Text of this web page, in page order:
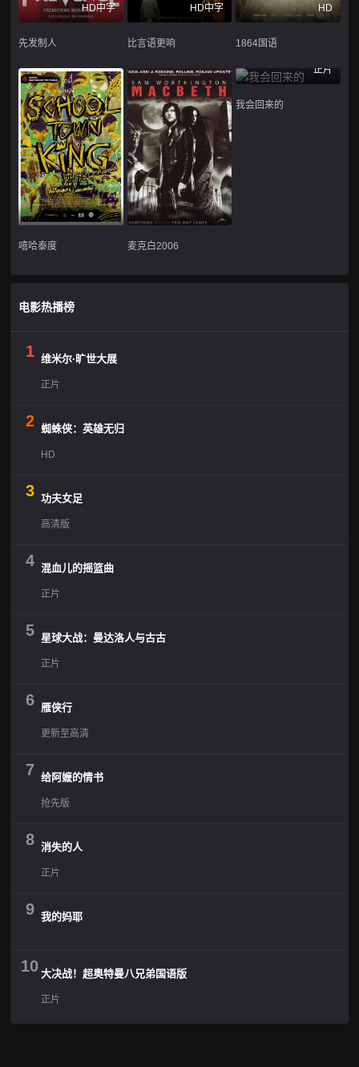
HD中字
先发制人
HD中字
比言语更响
HD
1864国语
嘻哈泰度 麦克白2006
正片
我会回来的
电影热播榜
1 维米尔·旷世大展
正片
2 蜘蛛侠：英雄无归
HD
3 功夫女足
高清版
4 混血儿的摇篮曲
正片
5 星球大战：曼达洛人与古古
正片
6 雁侠行
更新至高清
7 给阿嬷的情书
抢先版
8 消失的人
正片
9 我的妈耶
10 大决战！超奥特曼八兄弟国语版
正片